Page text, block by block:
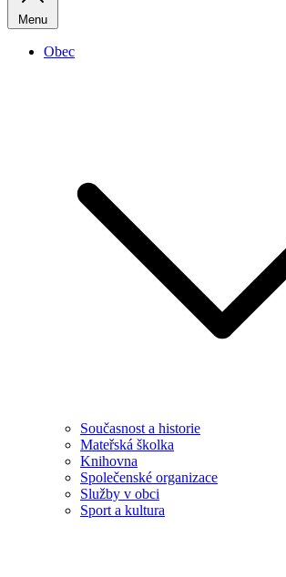
Menu
Obec
Současnost a historie
Mateřská školka
Knihovna
Společenské organizace
Služby v obci
Sport a kultura